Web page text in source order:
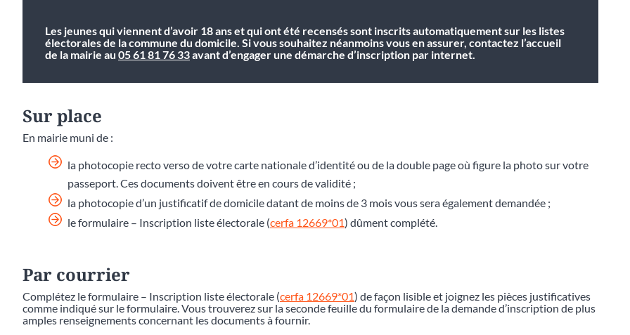
Les jeunes qui viennent d’avoir 18 ans et qui ont été recensés sont inscrits automatiquement sur les listes
électorales de la commune du domicile. Si vous souhaitez néanmoins vous en assurer, contactez l’accueil
de la mairie au 05 61 81 76 33avant d’engager une démarche d’inscription par internet.
Sur place
En mairie muni de :
la photocopie recto verso de votre carte nationale d’identité ou de la double page où figure la photo sur votre
passeport. Ces documents doivent être en cours de validité ;
la photocopie d’un justificatif de domicile datant de moins de 3 mois vous sera également demandée ;
le formulaire – Inscription liste électorale (cerfa 12669*01) dûment complété.
Par courrier
Complétez le formulaire – Inscription liste électorale (cerfa 12669*01) de façon lisible et joignez les pièces justificatives
comme indiqué sur le formulaire. Vous trouverez sur la seconde feuille du formulaire de la demande d’inscription de plus
amples renseignements concernant les documents à fournir.